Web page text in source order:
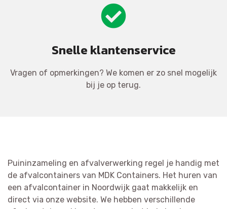
Snelle klantenservice
Vragen of opmerkingen? We komen er zo snel mogelijk
bij je op terug.
Puininzameling en afvalverwerking regel je handig met
de afvalcontainers van MDK Containers. Het huren van
een afvalcontainer in Noordwijk gaat makkelijk en
direct via onze website. We hebben verschillende